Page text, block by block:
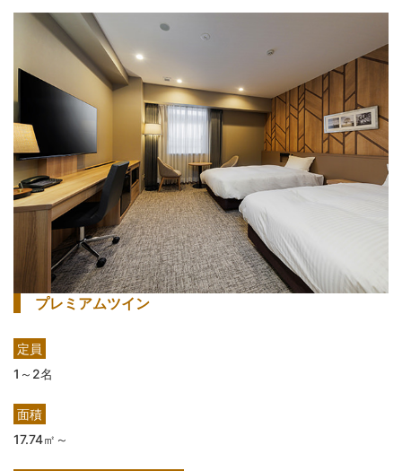
プレミアムツイン
定員
1～2名
面積
17.74㎡～